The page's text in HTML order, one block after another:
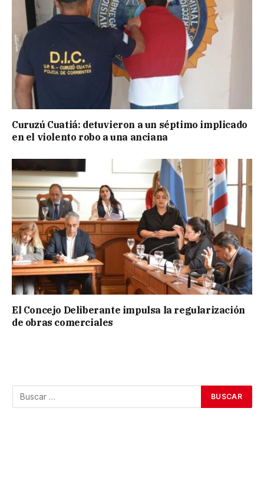
Curuzú Cuatiá: detuvieron a un séptimo implicado
en el violento robo a una anciana
El Concejo Deliberante impulsa la regularización
de obras comerciales